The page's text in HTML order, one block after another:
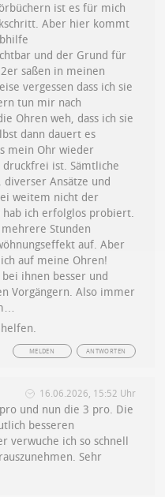
ist es für mich
Aber hier kommt
und der Grund für
saßen in meinen
vergessen dass ich sie
tun mir nach
Ohren weh, dass ich sie
dann dauert es
mein Ohr wieder
ist. Sämtliche
Ansätze und
weitem nicht der
ich erfolglos probiert.
Stunden
auf. Aber
auf meine Ohren!
ihnen besser und
Vorgängern. Also immer
ANTWORTEN
MELDEN
16.06.2026, 15:52 Uhr
und nun die 3 pro. Die
besseren
verwuche ich so schnell
Sehr